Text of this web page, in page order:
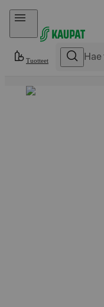
Hyppää sisältöön
Tuotteet